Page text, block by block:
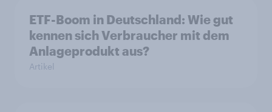
ETF-Boom in Deutschland: Wie gut
kennen sich Verbraucher mit dem
Anlageprodukt aus?
Artikel